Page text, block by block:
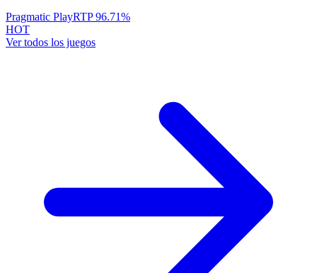
Pragmatic PlayRTP96.71%
HOT
Ver todos los juegos